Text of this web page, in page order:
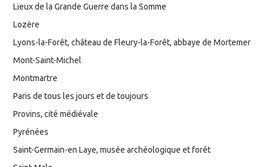
Lieux de la Grande Guerre dans la Somme
Lozère
Lyons-la-Forêt, château de Fleury-la-Forêt, abbaye de Mortemer
Mont-Saint-Michel
Montmartre
Paris de tous les jours et de toujours
Provins, cité médiévale
Pyrénées
Saint-Germain-en Laye, musée archéologique et forêt